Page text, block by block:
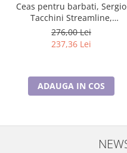
Ceas pentru barbati, Sergio
Tacchini Streamline,
ST.1.10197.5
276,00 Lei
237,36 Lei
ADAUGA IN COS